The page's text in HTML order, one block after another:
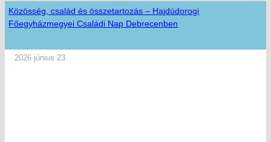
Közösség, család és összetartozás – Hajdúdorogi
Főegyházmegyei Családi Nap Debrecenben
2026 június 23.